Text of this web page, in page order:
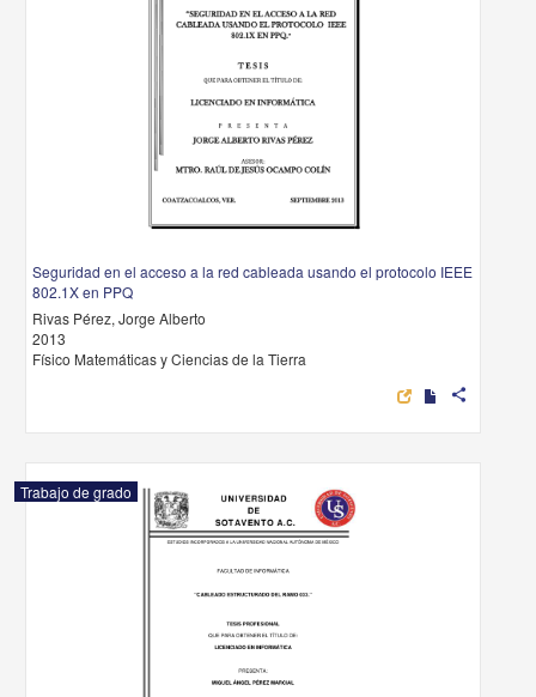
Seguridad en el acceso a la red cableada usando el protocolo IEEE
802.1X en PPQ
Rivas Pérez, Jorge Alberto
2013
Físico Matemáticas y Ciencias de la Tierra
share
Trabajo de grado